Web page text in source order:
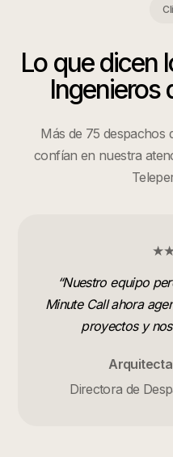
Lo que dicen
Ingenieros
Más de 75 despachos
confían en nuestra
“Nuestro equipo
Minute Call ahora
proyectos y
Directora de